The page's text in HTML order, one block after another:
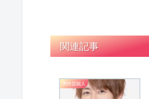
関連記事
男性芸能人